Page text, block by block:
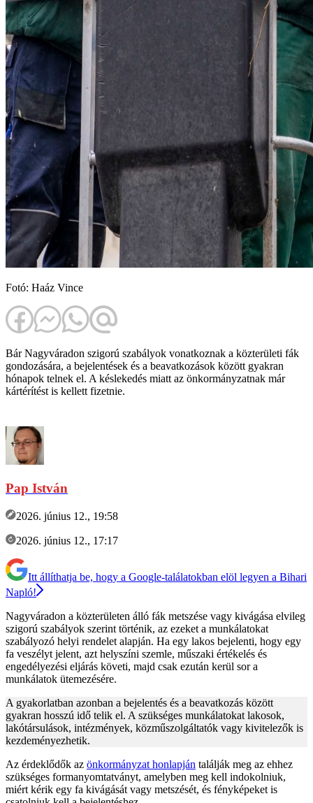
Fotó: Haáz Vince
Bár Nagyváradon szigorú szabályok vonatkoznak a közterületi fák
gondozására, a bejelentések és a beavatkozások között gyakran
hónapok telnek el. A késlekedés miatt az önkormányzatnak már
kártérítést is kellett fizetnie.
Pap István
2026. június 12., 19:58
2026. június 12., 17:17
Itt állíthatja be, hogy a Google-találatokban elöl legyen a Bihari
Napló!
Nagyváradon a közterületen álló fák metszése vagy kivágása elvileg
szigorú szabályok szerint történik, az ezeket a munkálatokat
szabályozó helyi rendelet alapján. Ha egy lakos bejelenti, hogy egy
fa veszélyt jelent, azt helyszíni szemle, műszaki értékelés és
engedélyezési eljárás követi, majd csak ezután kerül sor a
munkálatok ütemezésére.
A gyakorlatban azonban a bejelentés és a beavatkozás között
gyakran hosszú idő telik el. A szükséges munkálatokat lakosok,
lakótársulások, intézmények, közműszolgáltatók vagy kivitelezők is
kezdeményezhetik.
Az érdeklődők az önkormányzat honlapján találják meg az ehhez
szükséges formanyomtatványt, amelyben meg kell indokolniuk,
miért kérik egy fa kivágását vagy metszését, és fényképeket is